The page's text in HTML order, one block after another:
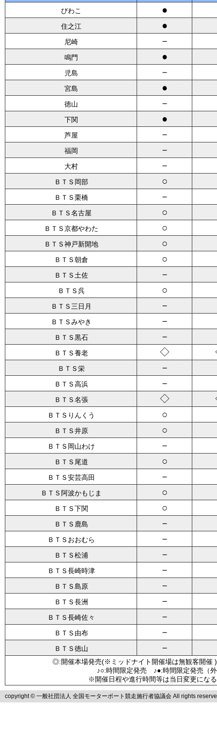
びわこ ●
住之江 ●
尼崎 －
鳴門 ●
児島 －
宮島 ●
徳山 －
下関 ●
芦屋 －
福岡 －
大村 －
ＢＴＳ岡部 ○
ＢＴＳ栗橋 －
ＢＴＳ名古屋 ○
ＢＴＳ京都やわた ○
ＢＴＳ神戸新開地 ○
ＢＴＳ朝倉 ○
ＢＴＳ土佐 －
ＢＴＳ呉 ○
ＢＴＳ三日月 －
ＢＴＳみやき －
ＢＴＳ黒石 －
ＢＴＳ養老 ◇
ＢＴＳ栄 －
ＢＴＳ高浜 －
ＢＴＳ名張 ◇
ＢＴＳりんくう ○
ＢＴＳ井原 ○
ＢＴＳ岡山わけ －
ＢＴＳ尾道 ○
ＢＴＳ安芸高田 －
ＢＴＳ阿波かもじま ○
ＢＴＳ下関 ○
ＢＴＳ鹿島 －
ＢＴＳおおむら －
ＢＴＳ松浦 －
ＢＴＳ長崎時津 －
ＢＴＳ島原 －
ＢＴＳ長洲 －
ＢＴＳ長崎佐々 －
ＢＴＳ由布 －
ＢＴＳ徳山 －
◎:開催本場発売(※ミッドナイト開催場は無観客
♪○:時間限定発売 ♪●:時間限定発売
※開催日程や進行時間等は当日変更にな
copyright © 一般社団法人 全国モーターボート競走施行者協議会 All rights